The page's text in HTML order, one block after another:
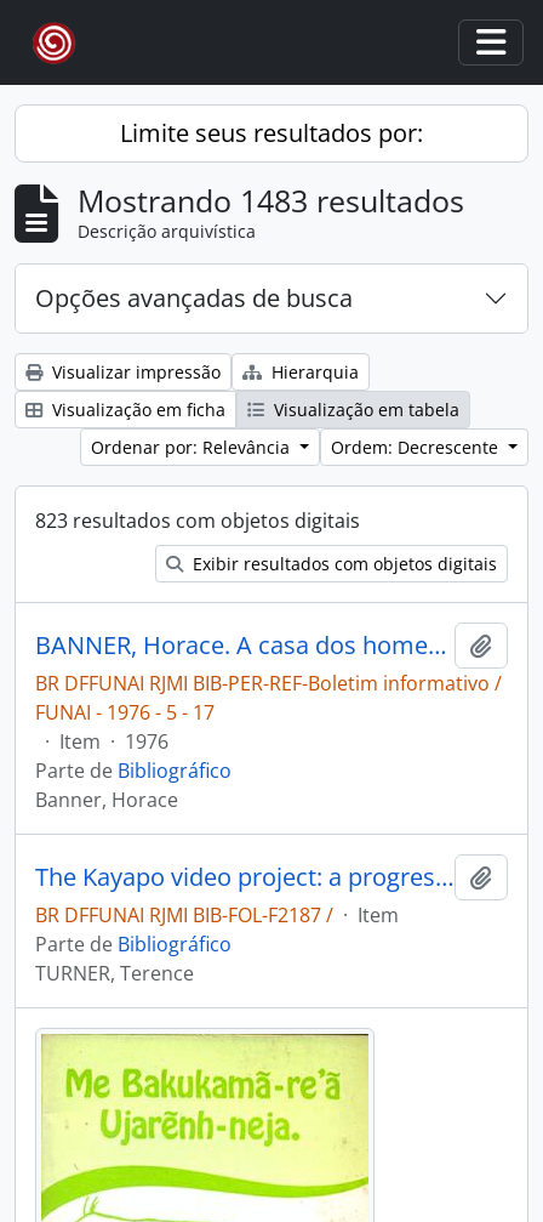
Skip to main content
Limite seus resultados por:
Mostrando 1483 resultados
Descrição arquivística
Opções avançadas de busca
Visualizar impressão
Hierarquia
Visualização em ficha
Visualização em tabela
Ordenar por: Relevância
Ordem: Decrescente
823 resultados com objetos digitais
Exibir resultados com objetos digitais
BANNER, Horace. A casa dos homens Kayapó [Boletim informativo / FUNAI]
BR DFFUNAI RJMI BIB-PER-REF-Boletim informativo /
FUNAI - 1976 - 5 - 17
· Item · 1976
Parte de Bibliográfico
Banner, Horace
The Kayapo video project: a progress report.
BR DFFUNAI RJMI BIB-FOL-F2187 / · Item
Parte de Bibliográfico
TURNER, Terence